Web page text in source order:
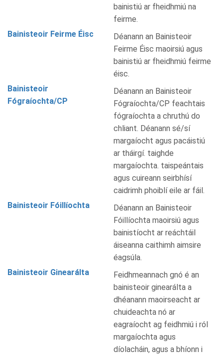
bainistiú ar fheidhmiú na
feirme.
Bainisteoir Feirme Éisc
Déanann an Bainisteoir
Feirme Éisc maoirsiú agus
bainistiú ar fheidhmiú feirme
éisc.
Bainisteoir
Fógraíochta/CP
Déanann an Bainisteoir
Fógraíochta/CP feachtais
fógraíochta a chruthú do
chliant. Déanann sé/sí
margaíocht agus pacáistiú
ar tháirgí. taighde
margaíochta. taispeántais
agus cuireann seirbhísí
caidrimh phoiblí eile ar fáil.
Bainisteoir Fóillíochta
Déanann an Bainisteoir
Fóillíochta maoirsiú agus
bainistíocht ar reáchtáil
áiseanna caithimh aimsire
éagsúla.
Bainisteoir Ginearálta
Feidhmeannach gnó é an
bainisteoir ginearálta a
dhéanann maoirseacht ar
chuideachta nó ar
eagraíocht ag feidhmiú i ról
margaíochta agus
díolacháin, agus a bhíonn i